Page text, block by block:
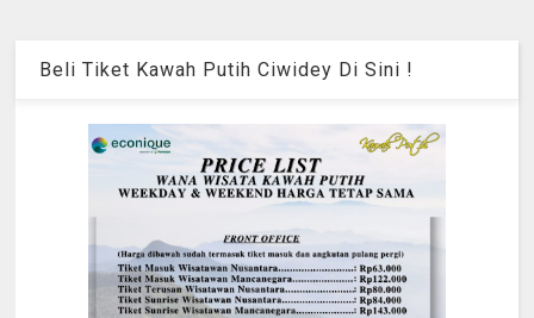
Beli Tiket Kawah Putih Ciwidey Di Sini !